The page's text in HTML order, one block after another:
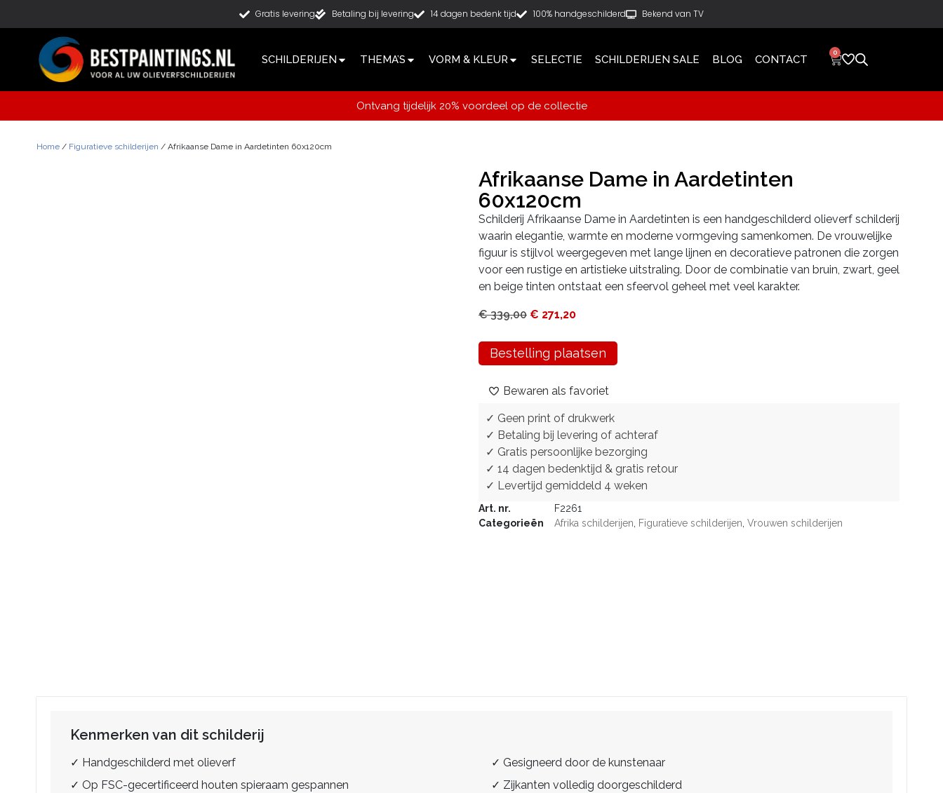
Gratis levering Betaling bij levering 14 dagen bedenk tijd 100% handgeschilderd Bekend van TV
SCHILDERIJEN THEMA’S VORM & KLEUR SELECTIE SCHILDERIJEN SALE BLOG CONTACT
0
Ontvang tijdelijk 20% voordeel op de collectie
Home / Figuratieve schilderijen / Afrikaanse Dame in Aardetinten 60x120cm
Afrikaanse Dame in Aardetinten
60x120cm
Schilderij Afrikaanse Dame in Aardetinten is een handgeschilderd olieverf schilderij
waarin elegantie, warmte en moderne vormgeving samenkomen. De vrouwelijke
figuur is stijlvol weergegeven met lange lijnen en decoratieve patronen die zorgen
voor een rustige en artistieke uitstraling. Door de combinatie van bruin, zwart, geel
en beige tinten ontstaat een sfeervol geheel met veel karakter.
€339,00 € 271,20
Bestelling plaatsen
Bewaren als favoriet
✓ Geen print of drukwerk
✓ Betaling bij levering of achteraf
✓ Gratis persoonlijke bezorging
✓ 14 dagen bedenktijd & gratis retour
✓ Levertijd gemiddeld 4 weken
Art. nr.
F2261
Categorieën
Afrika schilderijen Figuratieve schilderijen Vrouwen schilderijen
Kenmerken van dit schilderij
✓ Handgeschilderd met olieverf
✓ Gesigneerd door de kunstenaar
✓ Op FSC-gecertificeerd houten spieraam gespannen
✓ Zijkanten volledig doorgeschilderd